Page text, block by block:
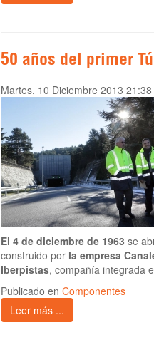
50 años del primer
Martes, 10 Diciembre 2013 21:38
El 4 de diciembre de 1963 se
construido por la empresa
Iberpistas, compañía integrada
Publicado en Componentes
Leer más ...